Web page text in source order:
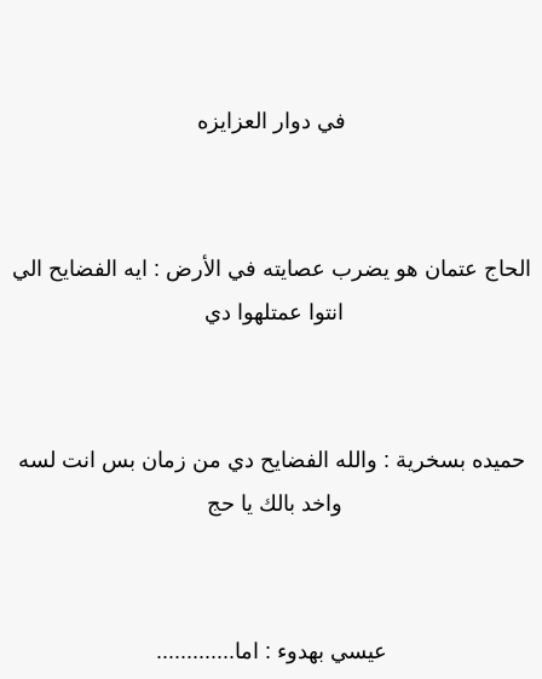
في دوار العزايزه
عتمان هو يضرب عصايته في الأرض : ايه الفضايح الي
انتوا عمتلهوا دي
بسخرية : والله الفضايح دي من زمان بس انت لسه
واخد بالك يا حج
عيسي بهدوء : اما.............